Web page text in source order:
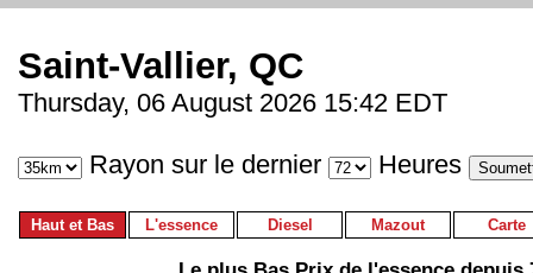
Saint-Vallier, QC
Thursday, 06 August 2026 15:42 EDT
Rayon sur le dernier Heures
Haut et Bas L'essence Diesel Mazout Carte